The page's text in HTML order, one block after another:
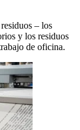
– los
y los residuos
de oficina.